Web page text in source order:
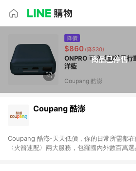
商品已停售
降價
$860 (降$30)
ONPRO 可充式鋰離子
洋藍
Coupang 酷澎
Coupang 酷澎
Coupang 酷澎-天天低價，你的日常所需都在
〈火箭速配〉兩大服務，包羅國內外數百萬